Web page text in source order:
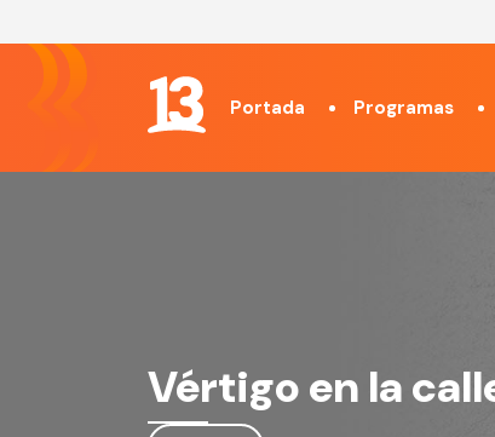
Portada Programas
Vértigo en la